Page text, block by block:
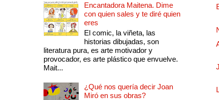
Encantadora Maitena. Dime
con quien sales y te diré quien
eres
El comic, la viñeta, las
historias dibujadas, son
literatura pura, es arte motivador y
provocador, es arte plástico que envuelve.
Mait...
¿Qué nos quería decir Joan
Miró en sus obras?